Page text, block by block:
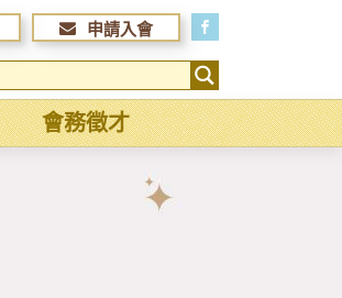
申請入會
會務徵才